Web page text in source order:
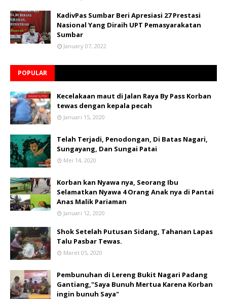
KadivPas Sumbar Beri Apresiasi 27 Prestasi
Nasional Yang Diraih UPT Pemasyarakatan
Sumbar
January 07, 2022
POPULAR
Kecelakaan maut di Jalan Raya By Pass Korban
tewas dengan kepala pecah
Januari 15, 2020
Telah Terjadi, Penodongan, Di Batas Nagari,
Sungayang, Dan Sungai Patai
Mei 14, 2020
Korban kan Nyawa nya, Seorang Ibu
Selamatkan Nyawa 4 Orang Anak nya di Pantai
Anas Malik Pariaman
Januari 12, 2020
Shok Setelah Putusan Sidang, Tahanan Lapas
Talu Pasbar Tewas.
Maret 05, 2020
Pembunuhan di Lereng Bukit Nagari Padang
Gantiang,"Saya Bunuh Mertua Karena Korban
ingin bunuh Saya"